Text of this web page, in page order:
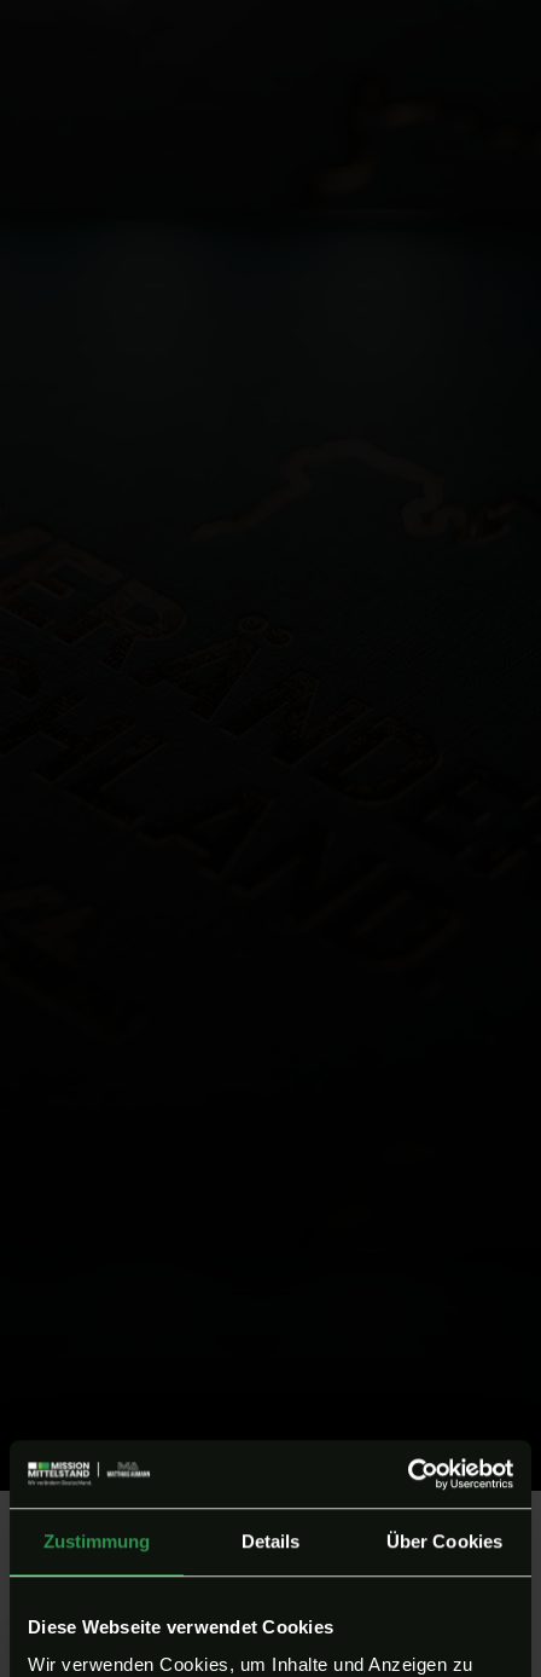
Zustimmung Details Über Cookies
Diese Webseite verwendet Cookies
Wir verwenden Cookies, um Inhalte und Anzeigen zu
Trainings Seminare Video-Kurse Bücher